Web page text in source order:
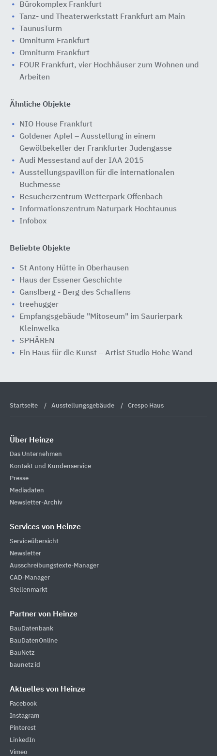
Bürokomplex Frankfurt
Tanz- und Theaterwerkstatt Frankfurt am Main
TaunusTurm
Omniturm Frankfurt
Omniturm Frankfurt
FOUR Frankfurt, vier Hochhäuser zum Wohnen und
Arbeiten
Ähnliche Objekte
NIO House Frankfurt
Goldener Apfel – Ausstellung in einem
Gewölbekeller der Frankfurter Judengasse
Audi Messestand auf der IAA 2015
Ausstellungspavillon für die internationalen
Buchmesse
Besucherzentrum Wetterpark Offenbach
Informationszentrum Naturpark Hochtaunus
Infobox
Beliebte Objekte
St Antony Hütte in Oberhausen
Haus der Essener Geschichte
Ganslberg - Berg des Schaffens
treehugger
Empfangsgebäude "Mitoseum" im Saurierpark
Kleinwelka
SPHÄREN
Ein Haus für die Kunst – Artist Studio Hohe Wand
Startseite Ausstellungsgebäude Crespo Haus
Über Heinze
Das Unternehmen
Kontakt und Kundenservice
Presse
Mediadaten
Newsletter-Archiv
Services von Heinze
Serviceübersicht
Newsletter
Ausschreibungstexte-Manager
CAD-Manager
Stellenmarkt
Partner von Heinze
BauDatenbank
BauDatenOnline
BauNetz
baunetz id
Aktuelles von Heinze
Facebook
Instagram
Pinterest
LinkedIn
Vimeo